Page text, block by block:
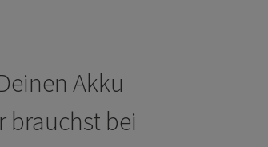
Akku
brauchst bei